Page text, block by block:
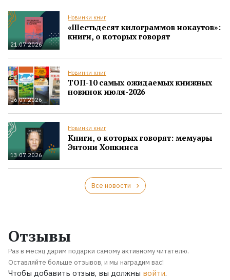
21.07.2026
Новинки книг
«Шестьдесят килограммов нокаутов»:
книги, о которых говорят
16.07.2026
Новинки книг
ТОП-10 самых ожидаемых книжных
новинок июля-2026
13.07.2026
Новинки книг
Книги, о которых говорят: мемуары
Энтони Хопкинса
Все новости
Отзывы
Раз в месяц дарим подарки самому активному читателю.
Оставляйте больше отзывов, и мы наградим вас!
Чтобы добавить отзыв, вы должны войти.